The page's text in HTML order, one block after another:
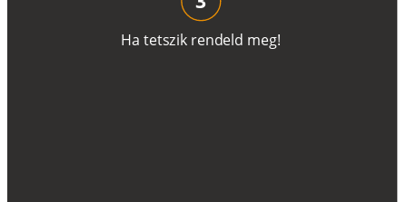
Ha tetszik rendeld meg!